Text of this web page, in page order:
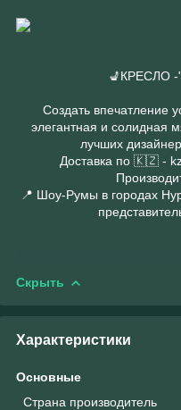
💺КРЕСЛО -
Создать впечатление
элегантная и солидная
лучших
Доставка по 🇰🇿 -
📍 Шоу-Румы в городах
Скрыть
Характеристики
Основные
Страна производитель